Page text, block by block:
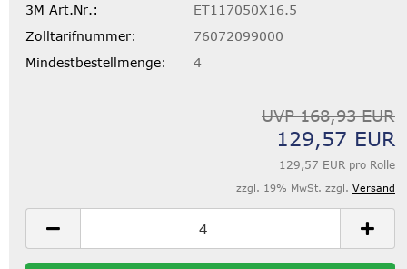
3M Art.Nr.:
ET117050X16.5
Zolltarifnummer:
76072099000
Mindestbestellmenge:
4
UVP 168,93 EUR
129,57 EUR
129,57 EUR pro Rolle
zzgl. 19% MwSt. zzgl. Versand